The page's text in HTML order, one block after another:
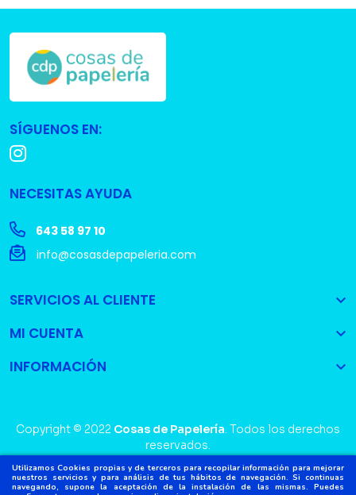
Utilizamos Cookies propias y de terceros para recopilar información para mejorar
nuestros servicios y para análisis de tus hábitos de navegación. Si continuas
navegando, supone la aceptación de la instalación de las mismas. Puedes
SÍGUENOS EN:
NECESITAS AYUDA
643 58 97 10
info@cosasdepapeleria.com
SERVICIOS AL CLIENTE

MI CUENTA

INFORMACIÓN

Copyright © 2022 Cosas de Papelería . Todos los derechos
reservados.